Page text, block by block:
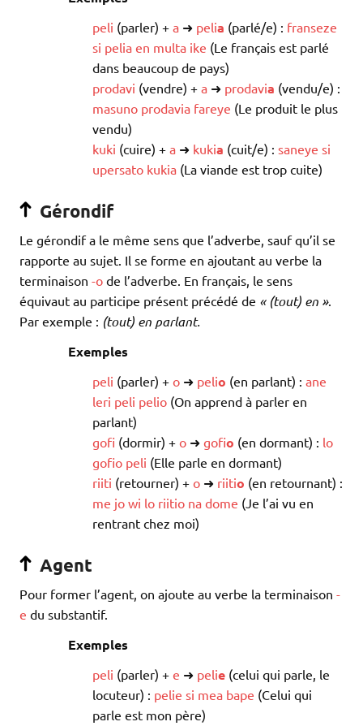
peli (parler) + a ➜ pelia (parlé/e) : franseze
si pelia en multa ike (Le français est parlé
dans beaucoup de pays)
prodavi (vendre) + a ➜ prodavia (vendu/e) :
masuno prodavia fareye (Le produit le plus
vendu)
kuki (cuire) + a ➜ kukia (cuit/e) : saneye si
upersato kukia (La viande est trop cuite)
Gérondif
Le gérondif a le même sens que l’adverbe, sauf qu’il se
rapporte au sujet. Il se forme en ajoutant au verbe la
terminaison -o de l’adverbe. En français, le sens
équivaut au participe présent précédé de « (tout) en ».
Par exemple : (tout) en parlant.
Exemples
peli (parler) + o ➜ pelio (en parlant) : ane
leri peli pelio (On apprend à parler en
parlant)
gofi (dormir) + o ➜ gofio (en dormant) : lo
gofio peli (Elle parle en dormant)
riiti (retourner) + o ➜ riitio (en retournant) :
me jo wi lo riitio na dome (Je l’ai vu en
rentrant chez moi)
Agent
Pour former l’agent, on ajoute au verbe la terminaison -
e du substantif.
Exemples
peli (parler) + e ➜ pelie (celui qui parle, le
locuteur) : pelie si mea bape (Celui qui
parle est mon père)